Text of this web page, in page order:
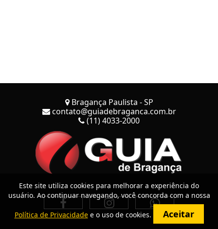
Bragança Paulista - SP
contato@guiadebraganca.com.br
(11) 4033-2000
Este site utiliza cookies para melhorar a experiência do
usuário. Ao continuar navegando, você concorda com a nossa
Política de Privacidadee o uso de cookies. Aceitar